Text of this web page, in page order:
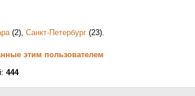
(2), Санкт-Петербург (23).
этим пользователем
444